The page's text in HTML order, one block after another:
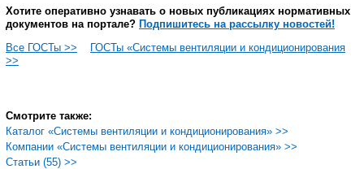
Хотите оперативно узнавать о новых публикациях нормативных
документов на портале? Подпишитесь на рассылку новостей!
Все ГОСТы >>
ГОСТы «Системы вентиляции и кондиционирования
>>
Смотрите также:
Каталог «Системы вентиляции и кондиционирования» >>
Компании «Системы вентиляции и кондиционирования» >>
Статьи (55) >>